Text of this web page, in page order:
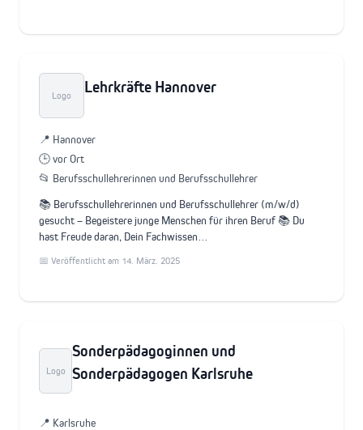
Logo Lehrkräfte Hannover
📍 Hannover
🕒 vor Ort
📂 Berufsschullehrerinnen und Berufsschullehrer
📚 Berufsschullehrerinnen und Berufsschullehrer (m/w/d)
gesucht – Begeistere junge Menschen für ihren Beruf 📚 Du
hast Freude daran, Dein Fachwissen…
📅 Veröffentlicht am 14. März. 2025
Logo
Sonderpädagoginnen und
Sonderpädagogen Karlsruhe
📍 Karlsruhe